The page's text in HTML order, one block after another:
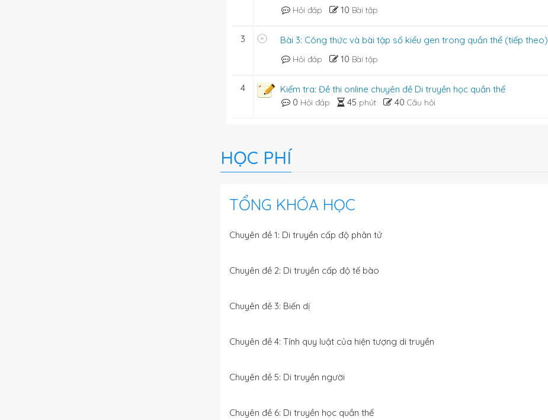
Hỏi đáp 10 Bài tập
3 Bài 3: Công thức và bài tập số kiểu gen trong quần thể (tiếp theo)
Hỏi đáp 10 Bài tập
4
Kiểm tra: Đề thi online chuyên đề Di truyền học quần thể
0 Hỏi đáp 45 phút 40 Câu hỏi
HỌC PHÍ
TỔNG KHÓA HỌC
Chuyên đề 1: Di truyền cấp độ phân tử
Chuyên đề 2: Di truyền cấp độ tế bào
Chuyên đề 3: Biến dị
Chuyên đề 4: Tính quy luật của hiện tượng di truyền
Chuyên đề 5: Di truyền người
Chuyên đề 6: Di truyền học quần thể